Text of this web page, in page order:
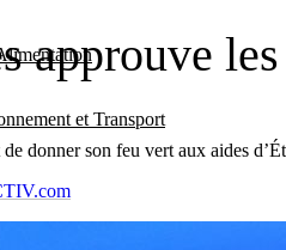
et Transport
approuve
donner son feu vert aux aides